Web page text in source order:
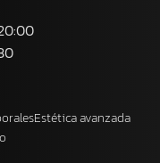
Estética avanzada